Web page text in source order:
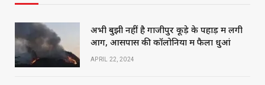
अभी बुझी नहीं है गाजीपुर कूड़े के पहाड़ में लगी
आग, आसपास की कॉलोनियों में फैला धुआं
APRIL 22, 2024